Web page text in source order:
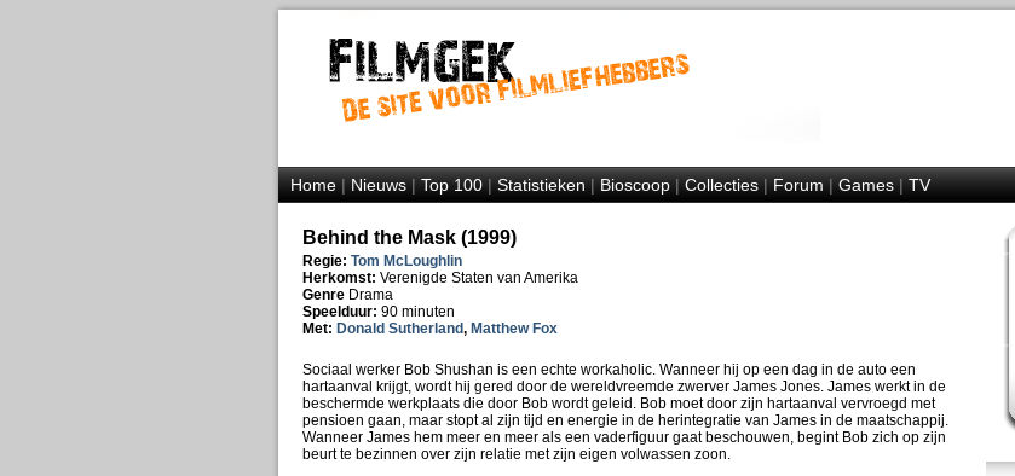
Home|Nieuws|Top 100|Statistieken|Bioscoop|Collecties|Forum|Games|TV
Behind the Mask (1999)
Regie: Tom McLoughlin
Herkomst: Verenigde Staten van Amerika
Genre Drama
Speelduur: 90 minuten
Met: Donald Sutherland, Matthew Fox
Sociaal werker Bob Shushan is een echte workaholic. Wanneer hij op een dag in de auto een
hartaanval krijgt, wordt hij gered door de wereldvreemde zwerver James Jones. James werkt in de
beschermde werkplaats die door Bob wordt geleid. Bob moet door zijn hartaanval vervroegd met
pensioen gaan, maar stopt al zijn tijd en energie in de herintegratie van James in de maatschappij.
Wanneer James hem meer en meer als een vaderfiguur gaat beschouwen, begint Bob zich op zijn
beurt te bezinnen over zijn relatie met zijn eigen volwassen zoon.